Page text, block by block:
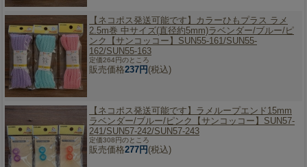
【ネコポス発送可能です】
カラーひもプラス ラメ
2.5m巻 中サイズ(直径約5mm)ラベンダー/ブルー/ピ
ンク【サンコッコー】SUN55-161/SUN55-
162/SUN55-163
定価264円のところ
販売価格237円 (税込)
【ネコポス発送可能です】 ラメループエンド15mm
ラベンダー/ブルー/ピンク【サンコッコー】SUN57-
241/SUN57-242/SUN57-243
定価308円のところ
販売価格277円 (税込)